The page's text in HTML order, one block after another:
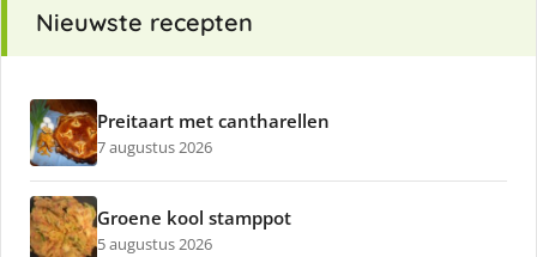
Nieuwste recepten
Preitaart met cantharellen
7 augustus 2026
Groene kool stamppot
5 augustus 2026